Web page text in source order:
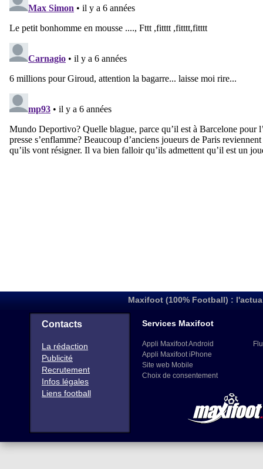
Maxifoot (100% Football) :
Contacts
La rédaction
Publicité
Recrutement
Infos légales
Liens football
Services Maxifoot
Appli Maxifoot Android
Appli Maxifoot iPhone
Site web Mobile
Choix de consentement